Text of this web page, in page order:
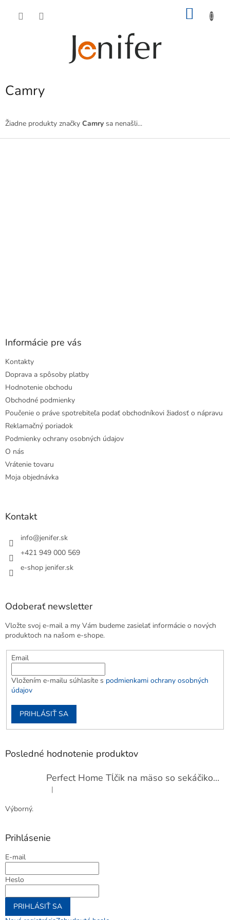
Camry
Žiadne produkty značky Camry sa nenašli...
Z
Informácie pre vás
Kontakty
Doprava a spôsoby platby
Hodnotenie obchodu
Obchodné podmienky
Poučenie o práve spotrebiteľa podať obchodníkovi žiadosť o nápravu
Reklamačný poriadok
Podmienky ochrany osobných údajov
O nás
Vrátenie tovaru
Moja objednávka
Kontakt
info@jenifer.sk
+421 949 000 569
e-shop jenifer.sk
Odoberať newsletter
Vložte svoj e-mail a my Vám budeme zasielať informácie o nových
produktoch na našom e-shope.
Email
Vložením e-mailu súhlasíte s podmienkami ochrany osobných
údajov
PRIHLÁSIŤ SA
Posledné hodnotenie produktov
Perfect Home Tĺčik na mäso so sekáčikom, 56893
Hodnotenie produktu je 5 z 5 hviezdičiek.
|
Výborný.
Prihlásenie
E-mail
Heslo
PRIHLÁSIŤ SA